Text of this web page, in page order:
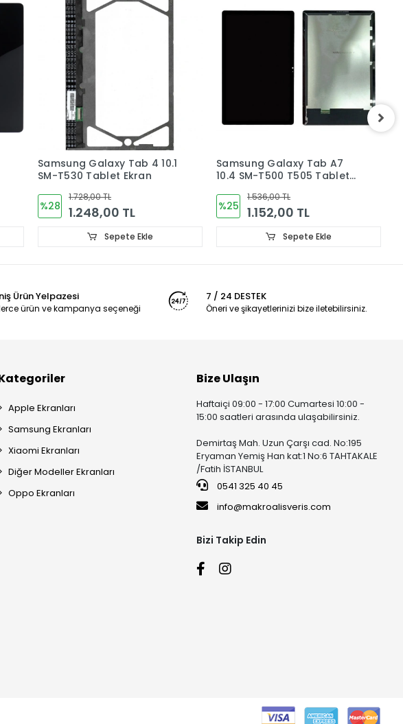
Samsung Galaxy Tab A7
10.4 SM-T500 T505 Tablet
%25
1.536,00 TL
1.152,00 TL
Sepete Ekle
Samsung Galaxy Tab A 8.0
SM-T290 T297 Tablet Ekran
%36
1.344,00 TL
864,00 TL
Sepete Ekle
Ürün Yelpazesi
ürün ve kampanya seçeneği
7 / 24 DESTEK
Öneri ve şikayetlerinizi bize iletebilirsiniz.
Apple Ekranları
Samsung Ekranları
Xiaomi Ekranları
Diğer Modeller Ekranları
Oppo Ekranları
Bize Ulaşın
Haftaiçi 09:00 - 17:00 Cumartesi 10:00 -
15:00 saatleri arasında ulaşabilirsiniz.
Demirtaş Mah. Uzun Çarşı cad. No:195
Eryaman Yemiş Han kat:1 No:6 TAHTAKALE
/Fatih İSTANBUL
0541 325 40 45
info@makroalisveris.com
Bizi Takip Edin